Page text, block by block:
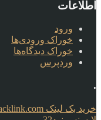
اطلاعات
ورود
خوراک ورودی‌ها
خوراک دیدگاه‌ها
وردپرس
.
خرید بک لینک behtarinbacklink.com